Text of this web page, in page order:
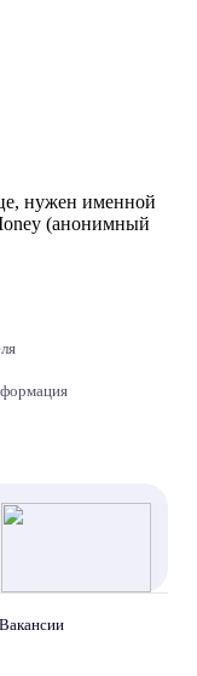
нужен именной
(анонимный
Вакансии